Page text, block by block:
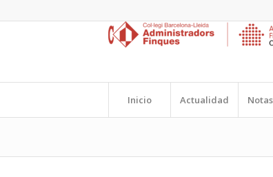
Inicio Actualidad